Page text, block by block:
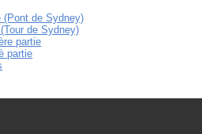
(Pont de Sydney)
de Sydney)
partie
partie